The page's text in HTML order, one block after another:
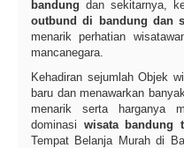
bandung dan sekitarnya,
outbund di bandung dan
menarik perhatian
mancanegara.
Kehadiran sejumlah Objek
baru dan menawarkan
menarik serta harganya
dominasi wisata bandung
Tempat Belanja Murah di